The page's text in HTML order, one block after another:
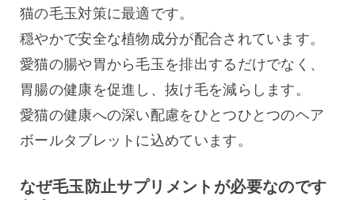
猫の毛玉対策に最適です。
穏やかで安全な植物成分が配合されています。
愛猫の腸や胃から毛玉を排出するだけでなく、
胃腸の健康を促進し、抜け毛を減らします。
愛猫の健康への深い配慮をひとつひとつのヘア
ボールタブレットに込めています。
なぜ毛玉防止サプリメントが必要なのです